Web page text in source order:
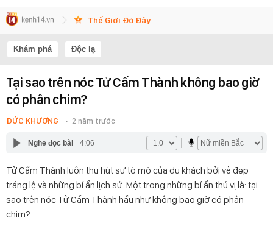
Thế Giới Đó Đây
Khám phá Độc lạ
Tại sao trên nóc Tử Cấm Thành không bao giờ
có phân chim?
ĐỨC KHƯƠNG 2 năm trước
Nghe đọc bài 4:06
Tử Cấm Thành luôn thu hút sự tò mò của du khách bởi vẻ đẹp
tráng lệ và những bí ẩn lịch sử. Một trong những bí ẩn thú vị là: tại
sao trên nóc Tử Cấm Thành hầu như không bao giờ có phân
chim?